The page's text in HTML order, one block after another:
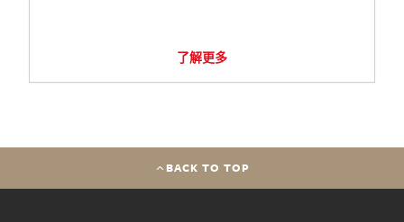
了解更多
BACK TO TOP